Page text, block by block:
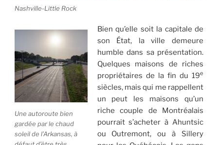
Nashville-Little Rock
Une autoroute bien
gardée par le chaud
soleil de l’Arkansas, à
Bien qu’elle soit la capitale de
son État, la ville demeure
humble dans sa présentation.
Quelques maisons de riches
propriétaires de la fin du 19e
siècles, mais qui me rappellent
un peut les maisons qu’un
riche couple de Montréalais
pourrait s’acheter à Ahuntsic
ou Outremont, ou à Sillery